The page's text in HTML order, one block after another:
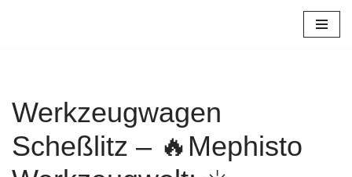
Werkzeugwagen
Scheßlitz – 🔥Mephisto